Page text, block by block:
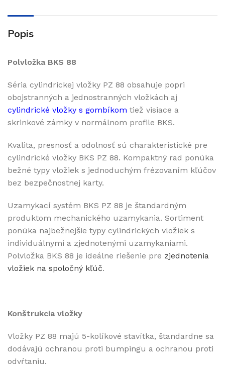
Popis
Polvložka BKS 88
Séria cylindrickej vložky PZ 88 obsahuje popri
obojstranných a jednostranných vložkách aj
cylindrické vložky s gombíkom tiež visiace a
skrinkové zámky v normálnom profile BKS.
Kvalita, presnosť a odolnosť sú charakteristické pre
cylindrické vložky BKS PZ 88. Kompaktný rad ponúka
bežné typy vložiek s jednoduchým frézovaním kľúčov
bez bezpečnostnej karty.
Uzamykací systém BKS PZ 88 je štandardným
produktom mechanického uzamykania. Sortiment
ponúka najbežnejšie typy cylindrických vložiek s
individuálnymi a zjednotenými uzamykaniami.
Polvložka BKS 88 je ideálne riešenie pre zjednotenia
vložiek na spoločný kľúč.
Konštrukcia vložky
Vložky PZ 88 majú 5-kolíkové stavítka, štandardne sa
dodávajú ochranou proti bumpingu a ochranou proti
odvŕtaniu.